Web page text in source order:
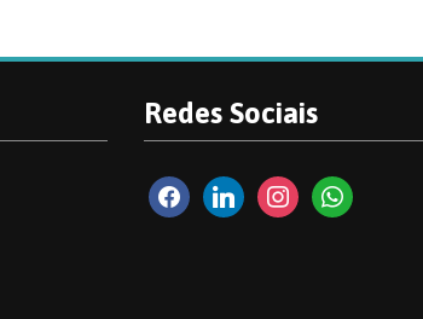
Redes Sociais
facebook2linkedininstagramwhatsapp